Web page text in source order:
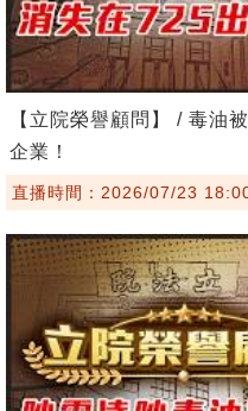
【立院榮譽顧問】 / 毒油
企業！
直播時間：2026/07/23